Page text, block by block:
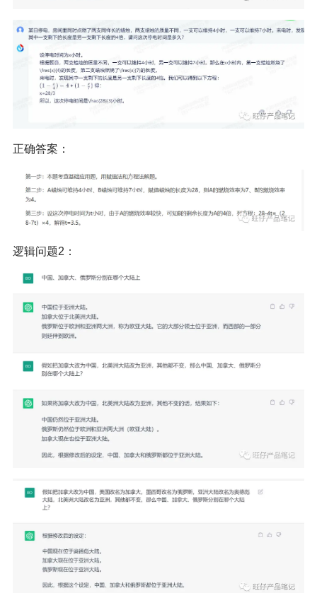
正确答案：
逻辑问题2：